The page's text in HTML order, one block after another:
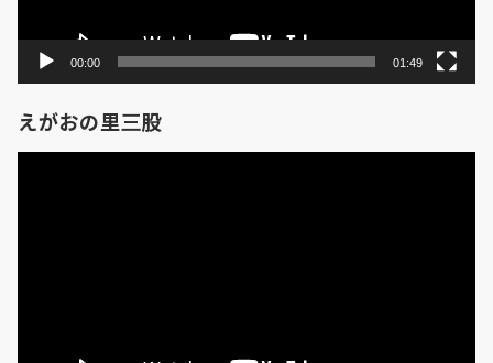
00:00 01:49
えがおの里三股